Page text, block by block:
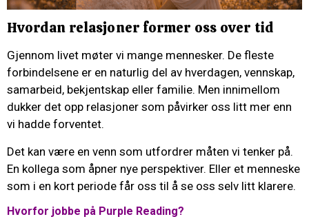
Hvordan relasjoner former oss over tid
Gjennom livet møter vi mange mennesker. De fleste
forbindelsene er en naturlig del av hverdagen, vennskap,
samarbeid, bekjentskap eller familie. Men innimellom
dukker det opp relasjoner som påvirker oss litt mer enn
vi hadde forventet.
Det kan være en venn som utfordrer måten vi tenker på.
En kollega som åpner nye perspektiver. Eller et menneske
som i en kort periode får oss til å se oss selv litt klarere.
Hvorfor jobbe på Purple Reading?